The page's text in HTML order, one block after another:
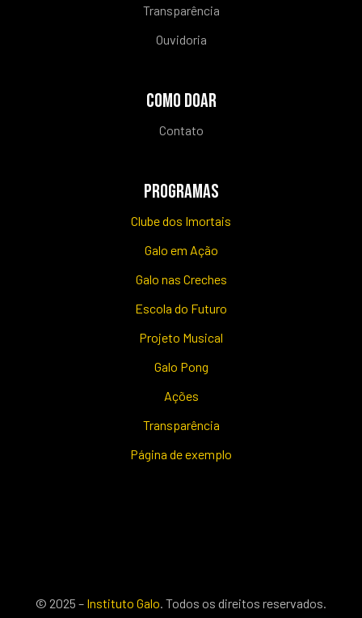
Transparência
Ouvidoria
COMO DOAR
Contato
PROGRAMAS
Clube dos Imortais
Galo em Ação
Galo nas Creches
Escola do Futuro
Projeto Musical
Galo Pong
Ações
Transparência
Página de exemplo
© 2025 – Instituto Galo. Todos os direitos reservados.